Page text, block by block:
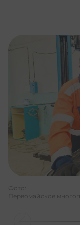
Фото:
Первомайское